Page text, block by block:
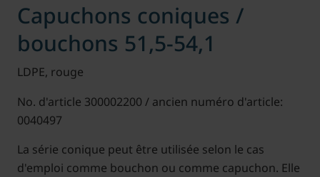
Capuchons coniques /
bouchons 51,5-54,1
LDPE, rouge
No. d'article 300002200 / ancien numéro d'article:
0040497
La série conique peut être utilisée selon le cas
d'emploi comme bouchon ou comme capuchon. Elle